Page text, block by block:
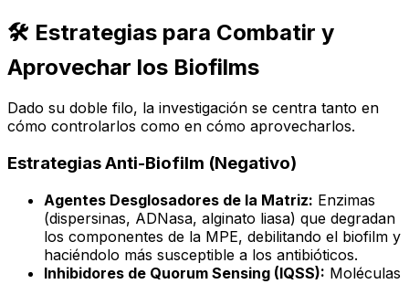
🛠️ Estrategias para Combatir y
Aprovechar los Biofilms
Dado su doble filo, la investigación se centra tanto en
cómo controlarlos como en cómo aprovecharlos.
Estrategias Anti-Biofilm (Negativo)
Agentes Desglosadores de la Matriz: Enzimas
(dispersinas, ADNasa, alginato liasa) que degradan
los componentes de la MPE, debilitando el biofilm y
haciéndolo más susceptible a los antibióticos.
Inhibidores de Quorum Sensing (IQSS): Moléculas